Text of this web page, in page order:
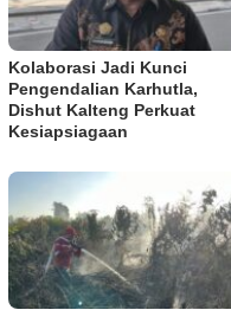
Kolaborasi Jadi Kunci
Pengendalian Karhutla,
Dishut Kalteng Perkuat
Kesiapsiagaan